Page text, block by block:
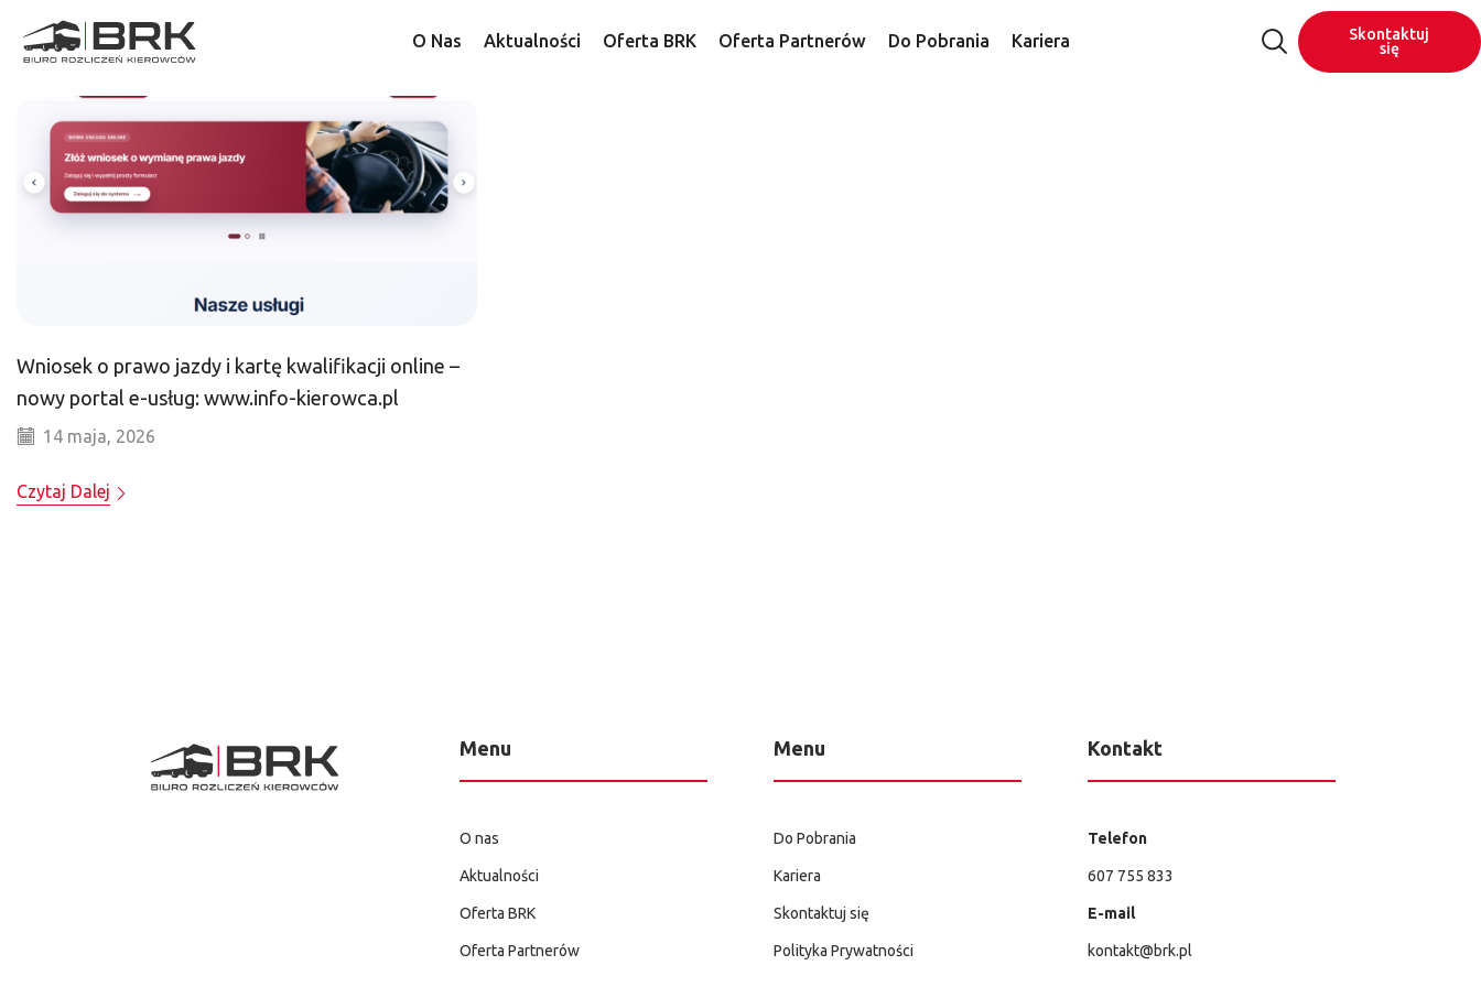
O Nas Aktualności Oferta BRK Oferta Partnerów Do Pobrania Kariera
Skontaktuj
się
Wniosek o prawo jazdy i kartę kwalifikacji online –
nowy portal e-usług: www.info-kierowca.pl
14 maja, 2026
Czytaj Dalej
Menu
O nas
Aktualności
Oferta BRK
Oferta Partnerów
Menu
Do Pobrania
Kariera
Skontaktuj się
Polityka Prywatności
Kontakt
Telefon
607 755 833
E-mail
kontakt@brk.pl